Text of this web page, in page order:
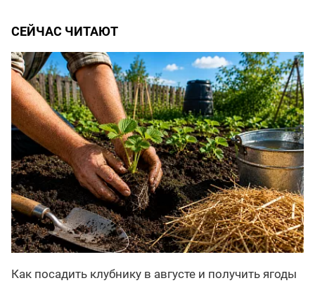
СЕЙЧАС ЧИТАЮТ
Как посадить клубнику в августе и получить ягоды